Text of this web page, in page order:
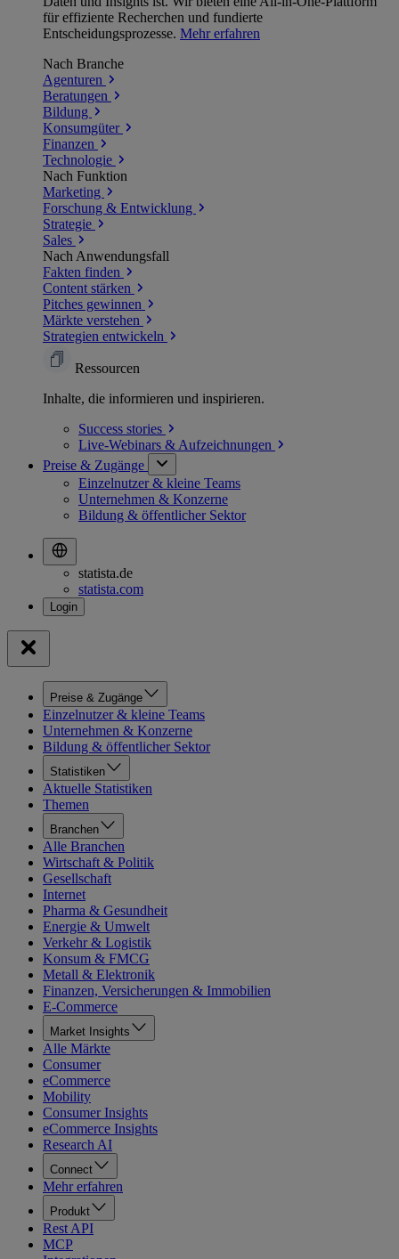
für effiziente Recherchen und fundierte
Entscheidungsprozesse. Mehr erfahren
Nach Branche
Agenturen
Beratungen
Bildung
Konsumgüter
Finanzen
Technologie
Nach Funktion
Marketing
Forschung & Entwicklung
Strategie
Sales
Nach Anwendungsfall
Fakten finden
Content stärken
Pitches gewinnen
Märkte verstehen
Strategien entwickeln
Ressourcen
Inhalte, die informieren und inspirieren.
Success stories
Live-Webinars & Aufzeichnungen
Preise & Zugänge
Einzelnutzer & kleine Teams
Unternehmen & Konzerne
Bildung & öffentlicher Sektor
statista.de
statista.com
Preise & Zugänge
Einzelnutzer & kleine Teams
Unternehmen & Konzerne
Bildung & öffentlicher Sektor
Statistiken
Aktuelle Statistiken
Themen
Branchen
Alle Branchen
Wirtschaft & Politik
Gesellschaft
Internet
Pharma & Gesundheit
Energie & Umwelt
Verkehr & Logistik
Konsum & FMCG
Metall & Elektronik
Finanzen, Versicherungen & Immobilien
E-Commerce
Market Insights
Alle Märkte
Consumer
eCommerce
Mobility
Consumer Insights
eCommerce Insights
Research AI
Connect
Mehr erfahren
Produkt
Rest API
MCP